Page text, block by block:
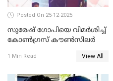
Posted On 25-12-2025
സുരേഷ് ഗോപിയെ വിമര്‍ശിച്ച്
കോണ്‍ഗ്രസ് കൗണ്‍സിലര്‍
1 Min Read View All